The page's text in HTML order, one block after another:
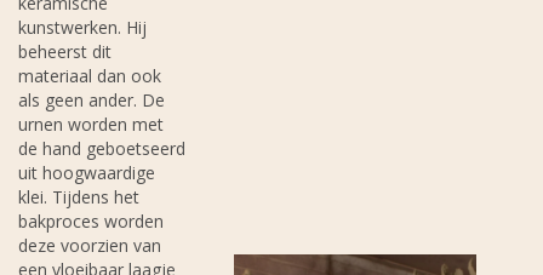
kunstwerken. Hij
beheerst dit
materiaal dan ook
als geen ander. De
urnen worden met
de hand geboetseerd
uit hoogwaardige
klei. Tijdens het
bakproces worden
deze voorzien van
een vloeibaar laagje